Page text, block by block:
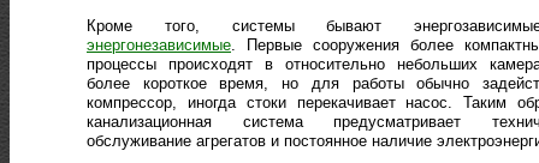
Кроме того, системы бывают
энергонезависимые . Первые сооружения более
процессы происходят в относительно небольших
более короткое время, но для работы обычно
компрессор, иногда стоки перекачивает насос. Таким
канализационная система предусматривает
обслуживание агрегатов и постоянное наличие